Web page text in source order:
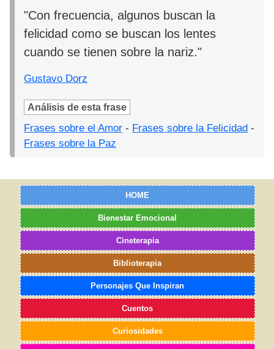
"Con frecuencia, algunos buscan la
felicidad como se buscan los lentes
cuando se tienen sobre la nariz."
Gustavo Dorz
Análisis de esta frase
Frases sobre el Amor - Frases sobre la Felicidad -
Frases sobre la Paz
HOME
Bienestar Emocional
Cineterapia
Biblioterapia
Personajes Que Inspiran
Cuentos
Curiosidades